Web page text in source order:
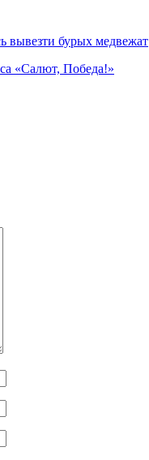
вывезти бурых медвежат
«Салют, Победа!»